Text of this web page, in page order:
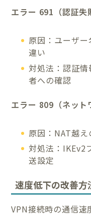
エラー 691（認証失
原因：ユーザ
違い
対処法：認証
者への確認
エラー 809（ネット
原因：NAT越
対処法：IKEv2
送設定
速度低下の改善方
VPN接続時の通信速